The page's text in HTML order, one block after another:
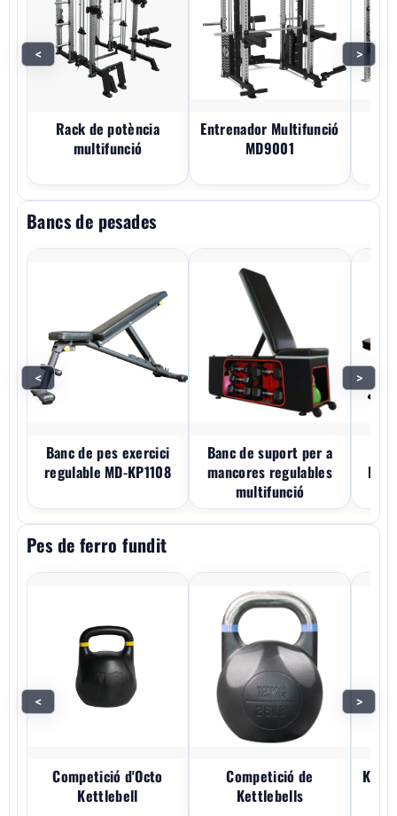
<
Rack de potència
multifunció
Entrenador Multifunció
MD9001
>
Bancs de pesades
<
Banc de pes exercici
regulable MD-KP1108
Banc de suport per a
mancores regulables
multifunció
>
Pes de ferro fundit
<
Competició d'Octo
Kettlebell
Competició de
Kettlebells
>